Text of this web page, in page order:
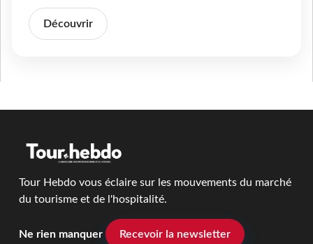
Découvrir
Tour Hebdo vous éclaire sur les mouvements du marché
du tourisme et de l'hospitalité.
Ne rien manquer Recevoir la newsletter